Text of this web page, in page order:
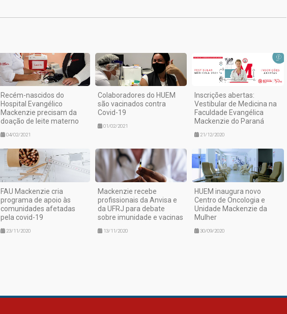
Recém-nascidos do
Hospital Evangélico
Mackenzie precisam da
doação de leite materno
04/02/2021
Colaboradores do HUEM
são vacinados contra
Covid-19
01/02/2021
Inscrições abertas:
Vestibular de Medicina na
Faculdade Evangélica
Mackenzie do Paraná
21/12/2020
FAU Mackenzie cria
programa de apoio às
comunidades afetadas
pela covid-19
23/11/2020
Mackenzie recebe
profissionais da Anvisa e
da UFRJ para debate
sobre imunidade e vacinas
13/11/2020
HUEM inaugura novo
Centro de Oncologia e
Unidade Mackenzie da
Mulher
30/09/2020